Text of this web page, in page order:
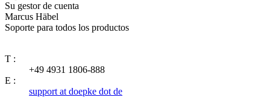
Su gestor de cuenta
Marcus Häbel
Soporte para todos los productos
T :
+49 4931 1806-888
E :
support at doepke dot de